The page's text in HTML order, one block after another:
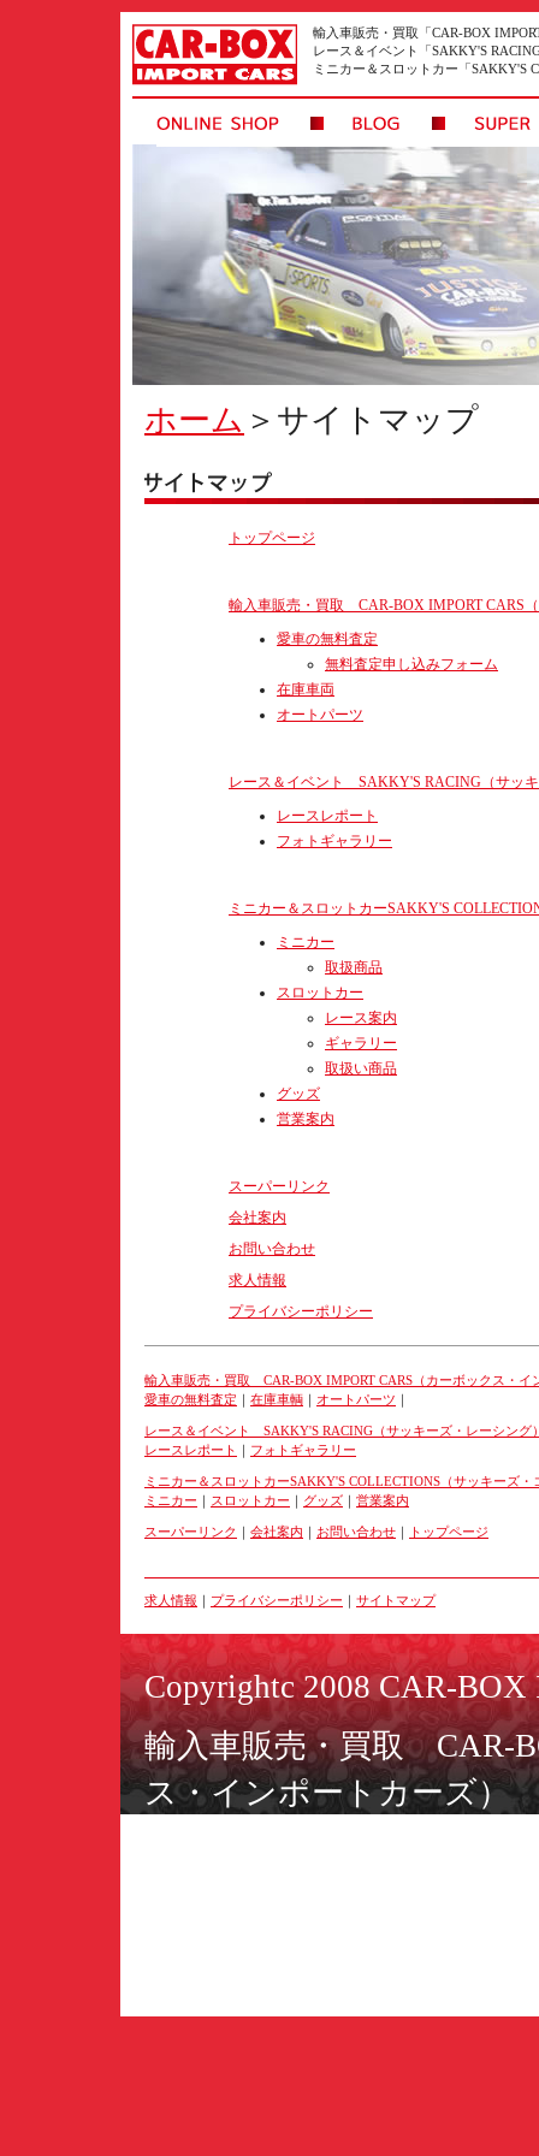
輸入車販売・買取「CAR-BOX
レース＆イベント「SAKKY'S
ミニカー＆スロットカー「SAKKY'S
ホーム ＞ サイトマップ
トップページ
輸入車販売・買取 CAR-BOX IMPORT CARS
愛車の無料査定
無料査定申し込みフォーム
在庫車両
オートパーツ
レース＆イベント SAKKY'S RACING（サッ
レースレポート
フォトギャラリー
ミニカー＆スロットカーSAKKY'S
ミニカー
取扱商品
スロットカー
レース案内
ギャラリー
取扱い商品
グッズ
営業案内
スーパーリンク
会社案内
お問い合わせ
求人情報
プライバシーポリシー
輸入車販売・買取 CAR-BOX IMPORT CARS（カーボックス・イ
愛車の無料査定 ｜ 在庫車輌 ｜ オートパーツ ｜
レース＆イベント SAKKY'S RACING（サッキーズ・レーシング
レースレポート ｜ フォトギャラリー
ミニカー＆スロットカーSAKKY'S COLLECTIONS（サッキーズ・
ミニカー ｜ スロットカー ｜ グッズ ｜ 営業案内
スーパーリンク ｜ 会社案内 ｜ お問い合わせ ｜ トップページ
求人情報 ｜ プライバシーポリシー ｜ サイトマップ
Copyrightc 2008 CAR-BOX
輸入車販売・買取 CAR-
ス・インポートカーズ）